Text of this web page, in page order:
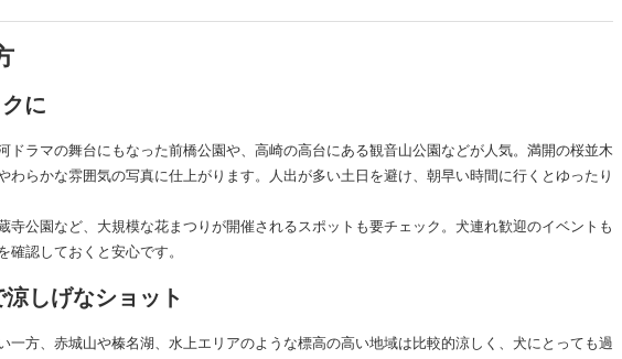
に
ドラマの舞台にもなった前橋公園や、高崎の高台にある観音山公園などが人気。満開の桜並木
わらかな雰囲気の写真に仕上がります。人出が多い土日を避け、朝早い時間に行くとゆったり
寺公園など、大規模な花まつりが開催されるスポットも要チェック。犬連れ歓迎のイベントも
認しておくと安心です。
しげなショット
一方、赤城山や榛名湖、水上エリアのような標高の高い地域は比較的涼しく、犬にとっても過